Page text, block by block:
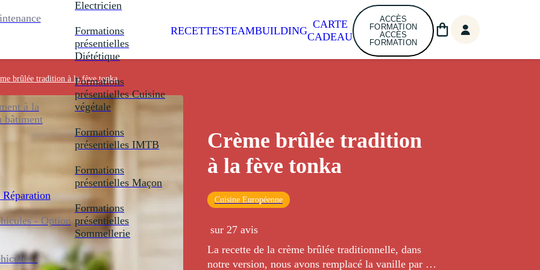
à la
bâtiment
- Option
-
Electricien
Formations
présentielles
Diététique
Formations
présentielles Cuisine
végétale
Formations
présentielles IMTB
Formations
présentielles Maçon
Formations
présentielles
Sommellerie
RECETTESTEAMBUILDING
CARTE
CADEAU
ACCÈS
FORMATION
ACCÈS
FORMATION
brûlée tradition à la fève tonka
Crème brûlée tradition
à la fève tonka
Cuisine Européenne
sur 27 avis
La recette de la crème brûlée traditionnelle, dans
notre version, nous avons remplacé la vanille par de